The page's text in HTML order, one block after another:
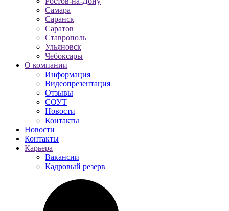
Самара
Саранск
Саратов
Ставрополь
Ульяновск
Чебоксары
О компании
Информация
Видеопрезентация
Отзывы
СОУТ
Новости
Контакты
Новости
Контакты
Карьера
Вакансии
Кадровый резерв